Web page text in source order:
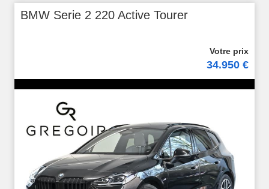
BMW Serie 2 220 Active Tourer
34.950 €